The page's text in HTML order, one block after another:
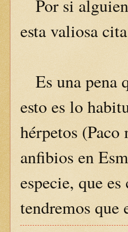
Por si
esta valiosa
Es una pena
esto es lo
hérpetos
anfibios en
especie, que
tendremos que